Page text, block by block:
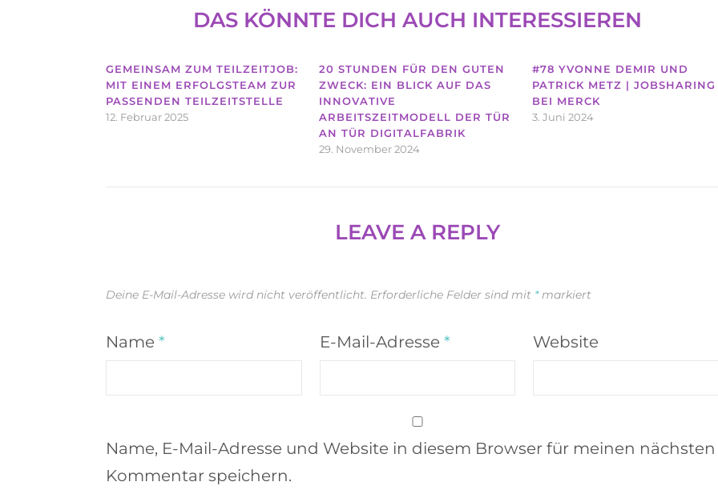
DAS KÖNNTE DICH AUCH INTERESSIEREN
GEMEINSAM ZUM TEILZEITJOB:
MIT EINEM ERFOLGSTEAM ZUR
PASSENDEN TEILZEITSTELLE
12. Februar 2025
20 STUNDEN FÜR DEN GUTEN
ZWECK: EIN BLICK AUF DAS
INNOVATIVE
ARBEITSZEITMODELL DER TÜR
AN TÜR DIGITALFABRIK
29. November 2024
#78 YVONNE DEMIR UND
PATRICK METZ | JOBSHARING
BEI MERCK
3. Juni 2024
LEAVE A REPLY
Deine E-Mail-Adresse wird nicht veröffentlicht. Erforderliche Felder sind mit *markiert
Name * E-Mail-Adresse * Website
Name, E-Mail-Adresse und Website in diesem Browser für meinen nächsten
Kommentar speichern.